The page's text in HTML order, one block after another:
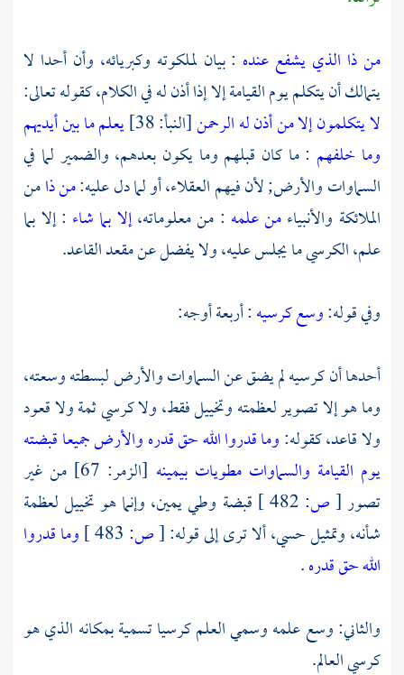
من ذا الذي يشفع عنده : بيان لملكوته وكبريائه، وأن أحدا لا
يتمالك أن يتكلم يوم القيامة إلا إذا أذن له في الكلام، كقوله تعالى:
لا يتكلمون إلا من أذن له الرحمن[النبأ: 38]
يعلم ما بين أيديهم
وما خلفهم : ما كان قبلهم وما يكون بعدهم، والضمير لما في
السماوات والأرض; لأن فيهم العقلاء، أو لما دل عليه:من ذامن
الملائكة والأنبياءمن علمه : من معلوماته،إلا بما شاء : إلا بما
علم، الكرسي ما يجلس عليه، ولا يفضل عن مقعد القاعد.
وفي قوله:وسع كرسيه: أربعة أوجه:
أحدها أن كرسيه لم يضق عن السماوات والأرض لبسطته وسعته،
وما هو إلا تصوير لعظمته وتخييل فقط، ولا كرسي ثمة ولا قعود
ولا قاعد، كقوله:وما قدروا الله حق قدره والأرض جميعا قبضته
يوم القيامة والسماوات مطويات بيمينه
[الزمر: 67] من غير
تصور[ص:
قبضة وطي يمين، وإنما هو تخييل لعظمة
شأنه، وتمثيل حسي، ألا ترى إلى قوله:[ص:
وما قدروا
الله حق قدره.
والثاني: وسع علمه وسمي العلم كرسيا تسمية بمكانه الذي هو
كرسي العالم.